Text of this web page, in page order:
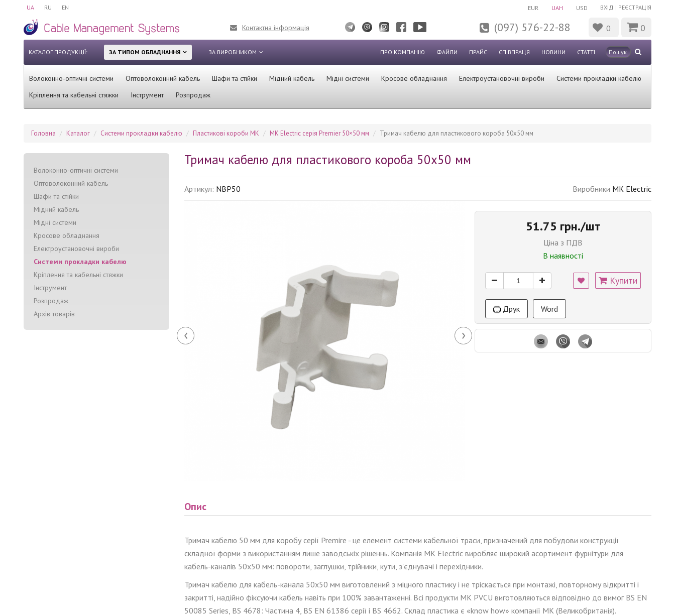
UA RU EN ВХІД | РЕЄСТРАЦІЯ
EUR UAH USD
Контактна інформація (097) 576-22-88 0 0
КАТАЛОГ ПРОДУКЦІЇ: ЗА ТИПОМ ОБЛАДНАННЯ ЗА ВИРОБНИКОМ ПРО КОМПАНІЮ ФАЙЛИ ПРАЙС СПІВПРАЦЯ НОВИНИ СТАТТІ
Волоконно-оптичні системи Оптоволоконний кабель Шафи та стійки Мідний кабель Мідні системи Кросове обладнання Електроустановочні вироби
Системи прокладки кабелю
Кріплення та кабельні стяжки
Інструмент Розпродаж
Головна Каталог Системи прокладки кабелю Пластикові короби MK MK Electric серія Premier 50×50 мм Тримач кабелю для пластикового короба 50x50 мм
Волоконно-оптичні системи
Оптоволоконний кабель
Шафи та стійки
Мідний кабель
Мідні системи
Кросове обладнання
Електроустановочні вироби
Системи прокладки кабелю
Кріплення та кабельні стяжки
Інструмент
Розпродаж
Архів товарів
Тримач кабелю для пластикового короба 50x50 мм
Артикул: NBP50 Виробники MK Electric
‹ ›
51.75 грн./шт
Ціна з ПДВ
В наявності
Купити
Друк Word
Опис
Тримач кабелю 50 мм для коробу серії Premire - це елемент системи кабельної траси , призначений для побудови конструкції
складної форми з використанням лише заводськіх рішеннь. Компанія MK Electric виробляє широкий асортимент фурнітури для
кабель-каналів 50x50 мм: повороти, заглушки трійники кути, з'єднувачі і перехідники.
Тримач кабелю для кабель-канала 50x50 мм виготовлений ​​з міцного пластику і не тріскається при монтажі, повторному відкритті і
закритті , надійно фіксуючи кабель навіть при 100% завантаженні. Всі продукти МК PVCU виготовляються відповідно до вимог BS EN
50085 Series, BS 4678: Частина 4, BS EN 61386 серії і BS 4662. Склад пластика є «know how» компанії МК (Великобританія).